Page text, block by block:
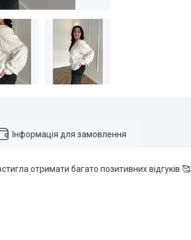
Інформація для замовлення
отримати багато позитивних відгуків 🥰